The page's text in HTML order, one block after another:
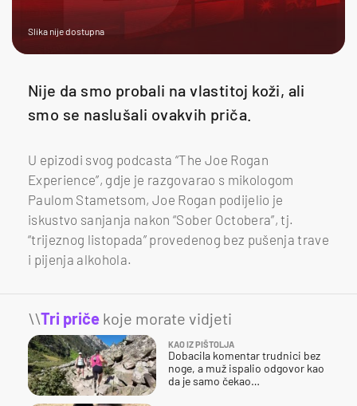
Slika nije dostupna
Nije da smo probali na vlastitoj koži, ali
smo se naslušali ovakvih priča.
U epizodi svog podcasta “The Joe Rogan
Experience”, gdje je razgovarao s mikologom
Paulom Stametsom, Joe Rogan podijelio je
iskustvo sanjanja nakon “Sober Octobera”, tj.
“trijeznog listopada” provedenog bez pušenja trave
i pijenja alkohola.
\\Tri priče koje morate vidjeti
KAO IZ PIŠTOLJA
Dobacila komentar trudnici bez
noge, a muž ispalio odgovor kao
da je samo čekao…